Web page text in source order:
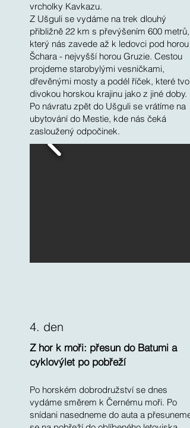
vrcholky Kavkazu.
Z Ušguli se vydáme na trek dlouhý
přibližně 22 km s převýšením 600 metrů,
který nás zavede až k ledovci pod horou
Šchara - nejvyšší horou Gruzie. Cestou
projdeme starobylými vesničkami,
dřevěnými mosty a podél říček, které tvoří
divokou horskou krajinu jako z jiné doby.
Po návratu zpět do Ušguli se vrátíme na
ubytování do Mestie, kde nás čeká
zasloužený odpočinek.
4. den
Z hor k moři: přesun do Batumi a
cyklovýlet po pobřeží
Po horském dobrodružství se dnes
vydáme směrem k Černému moři. Po
snídani nasedneme do auta a přesuneme